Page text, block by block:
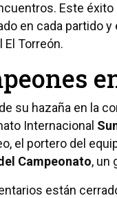
Este
en cada partido
El Torreón.
su hazaña en la
Internacional
el portero del
Campeonato, un
están